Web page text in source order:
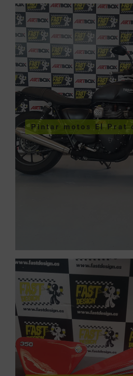
Pintar motos El Prat
Pintar motos
VER PINTURA DE
VER PINTURA DE